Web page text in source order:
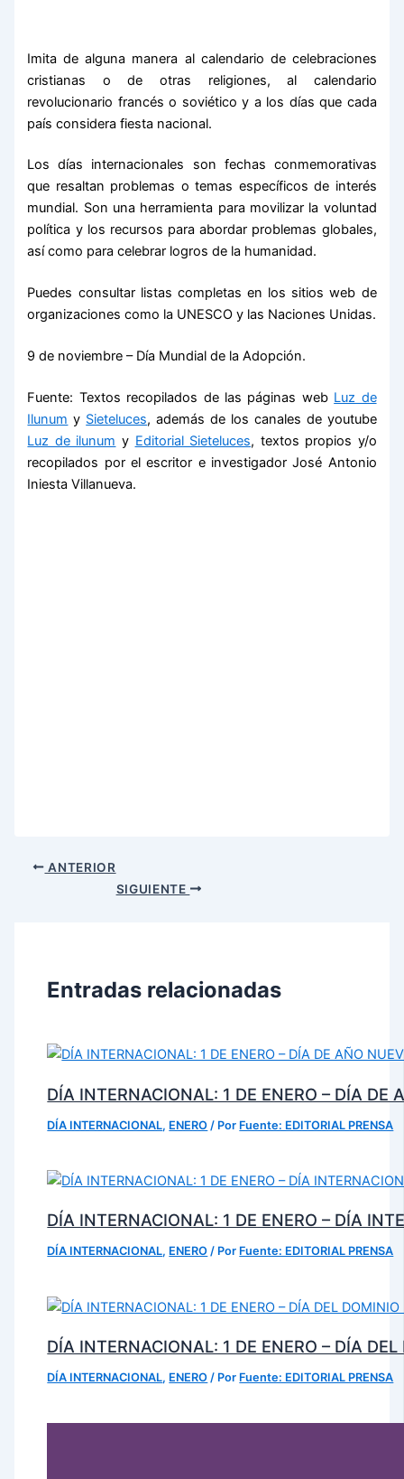
Imita de alguna manera al calendario de celebraciones
cristianas o de otras religiones, al calendario
revolucionario francés o soviético y a los días que cada
país considera fiesta nacional.
Los días internacionales son fechas conmemorativas
que resaltan problemas o temas específicos de interés
mundial. Son una herramienta para movilizar la voluntad
política y los recursos para abordar problemas globales,
así como para celebrar logros de la humanidad.
Puedes consultar listas completas en los sitios web de
organizaciones como la UNESCO y las Naciones Unidas.
9 de noviembre – Día Mundial de la Adopción.
Fuente: Textos recopilados de las páginas web Luz de
Ilunum y Sieteluces, además de los canales de youtube
Luz de ilunum y Editorial Sieteluces, textos propios y/o
recopilados por el escritor e investigador José Antonio
Iniesta Villanueva.
ANTERIOR
SIGUIENTE
Entradas relacionadas
DÍA INTERNACIONAL: 1 DE ENERO – DÍA DE
DÍA INTERNACIONAL, ENERO / Por Fuente: EDITORIAL PRENSA
DÍA INTERNACIONAL: 1 DE ENERO – DÍA
DÍA INTERNACIONAL, ENERO / Por Fuente: EDITORIAL PRENSA
DÍA INTERNACIONAL: 1 DE ENERO – DÍA
DÍA INTERNACIONAL, ENERO / Por Fuente: EDITORIAL PRENSA